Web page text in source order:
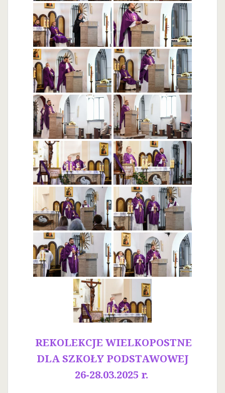
REKOLEKCJE WIELKOPOSTNE
DLA SZKOŁY PODSTAWOWEJ
26-28.03.2025 r.